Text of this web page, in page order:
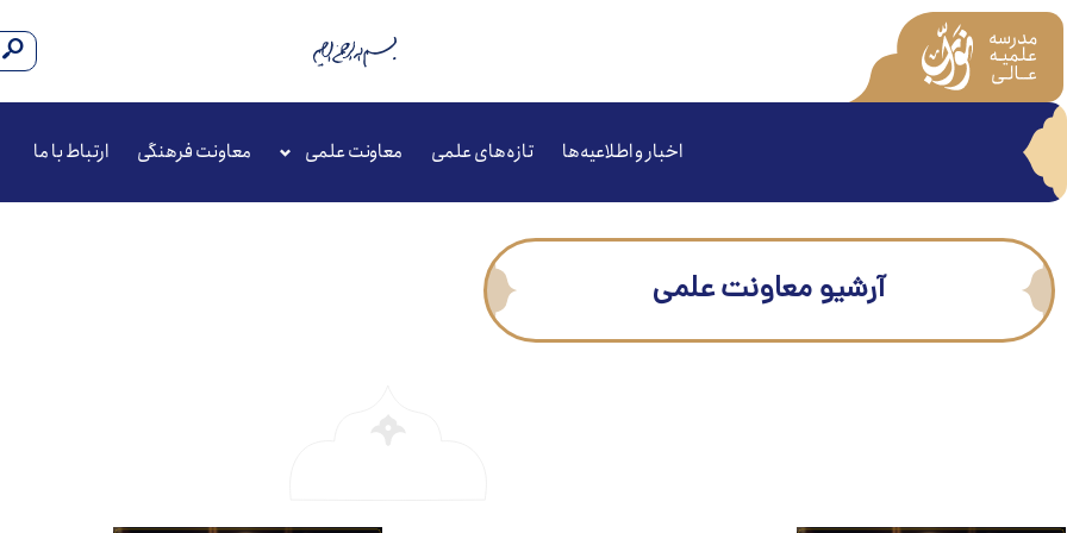
اخبار و اطلاعیه‌ها تازه‌های علمی معاونت علمی معاونت فرهنگی ارتباط با ما
آرشیو معاونت علمی